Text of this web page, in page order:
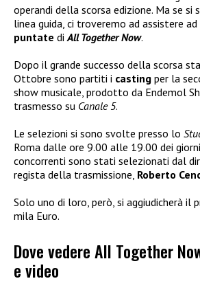
operandi della scorsa edizione. Ma se si
linea guida, ci troveremo ad assistere
puntate diAll Together Now.
Dopo il grande successo della scorsa
Ottobre sono partiti i casting per la
show musicale, prodotto da Endemol
trasmesso su Canale 5.
Le selezioni si sono svolte presso lo
Roma dalle ore 9.00 alle 19.00 dei
concorrenti sono stati selezionati dal
regista della trasmissione, Roberto
Solo uno di loro, però, si aggiudicherà il
mila Euro.
Dove vedere All Together
e video